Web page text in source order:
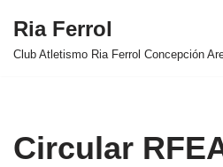
Saltar
Ria Ferrol
Club Atletismo Ria Ferrol Concepción
Circular